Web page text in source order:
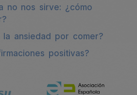
no nos sirve: ¿cómo
la ansiedad por comer?
positivas?